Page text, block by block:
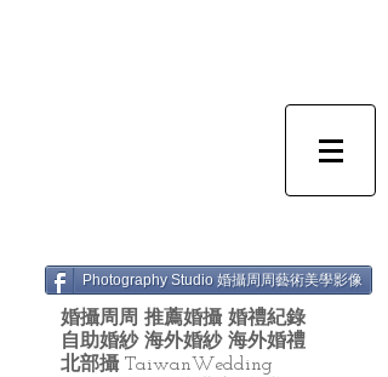
Photography Studio 婚攝周周藝術美學影像
婚攝周周 推薦婚攝 婚禮紀錄
自助婚紗 海外婚紗 海外婚禮
北部攝 TaiwanWedding